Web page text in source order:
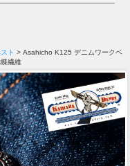
ト > Asahicho K125 デニムワークベ
繊維